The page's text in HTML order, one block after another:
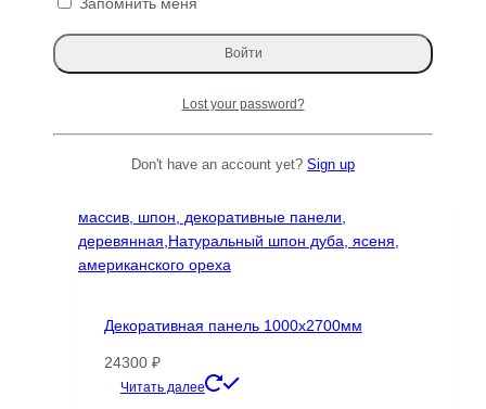
выбрать
на
Декоративная панель 1000х2700мм
24300 ₽
Читать далее
Lost your password?
Don't have an account yet? Sign up